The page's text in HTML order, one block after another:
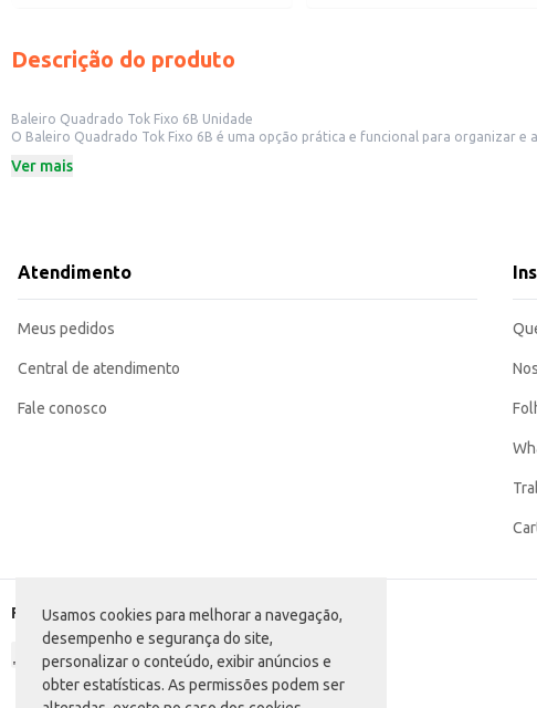
Usamos cookies para melhorar a navegação,
desempenho e segurança do site,
personalizar o conteúdo, exibir anúncios e
obter estatísticas. As permissões podem ser
Descrição do produto
Baleiro Quadrado Tok Fixo 6B Unidade
O Baleiro Quadrado Tok Fixo 6B é uma opção prática e funcional para organizar e armazenar balas, doces e outros pequenos itens. Sua
Dicas de uso:
O Baleiro Quadrado Tok Fixo 6B oferece uma solução simples e eficiente para a
design funcional garantem durabilidade e eficiência.
Marca: Tok
Categoria: Demais acessórios para cozinha
Ver mais
Atendimento
Meus pedidos
Central de atendimento
Fale conosco
Formas de pagamento